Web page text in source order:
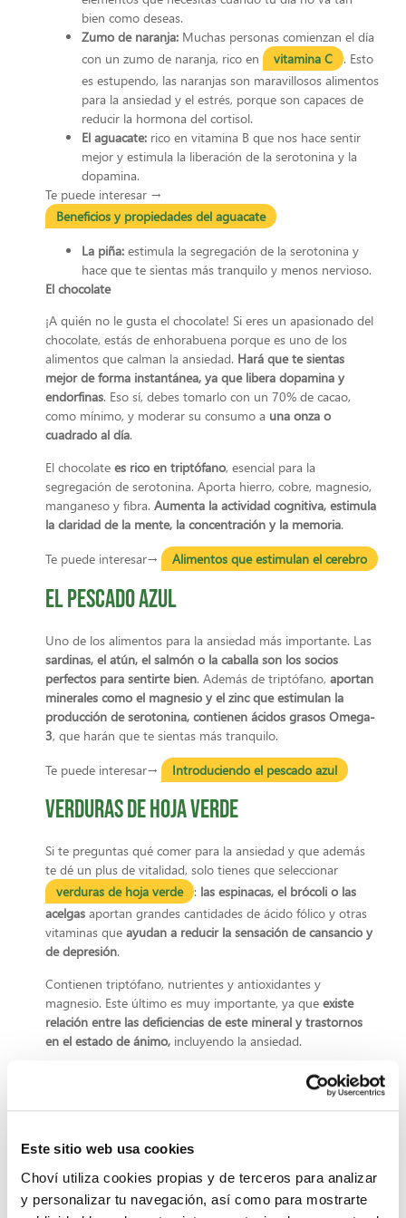
Este sitio web usa cookies
Choví utiliza cookies propias y de terceros para analizar
y personalizar tu navegación, así como para mostrarte
bien como deseas.
Zumo de naranja: Muchas personas comienzan el día
con un zumo de naranja, rico en
vitamina C
. Esto
es estupendo, las naranjas son maravillosos alimentos
para la ansiedad y el estrés, porque son capaces de
reducir la hormona del cortisol.
El aguacate: rico en vitamina B que nos hace sentir
mejor y estimula la liberación de la serotonina y la
dopamina.
Te puede interesar →
Beneficios y propiedades del aguacate
La piña: estimula la segregación de la serotonina y
hace que te sientas más tranquilo y menos nervioso.
El chocolate
¡A quién no le gusta el chocolate! Si eres un apasionado del
chocolate, estás de enhorabuena porque es uno de los
alimentos que calman la ansiedad. Hará que te sientas
mejor de forma instantánea, ya que libera dopamina y
endorfinas. Eso sí, debes tomarlo con un 70% de cacao,
como mínimo, y moderar su consumo a una onza o
cuadrado al día.
El chocolate es rico en triptófano, esencial para la
segregación de serotonina. Aporta hierro, cobre, magnesio,
manganeso y fibra. Aumenta la actividad cognitiva, estimula
la claridad de la mente, la concentración y la memoria.
Te puede interesar→ Alimentos que estimulan el cerebro
El pescado azul
Uno de los alimentos para la ansiedad más importante. Las
sardinas, el atún, el salmón o la caballa son los socios
perfectos para sentirte bien. Además de triptófano, aportan
minerales como el magnesio y el zinc que estimulan la
producción de serotonina, contienen ácidos grasos Omega-
3, que harán que te sientas más tranquilo.
Te puede interesar→ Introduciendo el pescado azul
Verduras de hoja verde
Si te preguntas qué comer para la ansiedad y que además
te dé un plus de vitalidad, solo tienes que seleccionar
verduras de hoja verde
: las espinacas, el brócoli o las
acelgas aportan grandes cantidades de ácido fólico y otras
vitaminas que ayudan a reducir la sensación de cansancio y
de depresión.
Contienen triptófano, nutrientes y antioxidantes y
magnesio. Este último es muy importante, ya que existe
relación entre las deficiencias de este mineral y trastornos
en el estado de ánimo, incluyendo la ansiedad.
triptófano y vitamina D, que intervienen en el estado de
ánimo.
Además,